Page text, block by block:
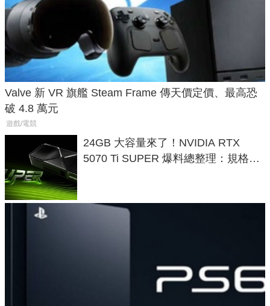
Valve 新 VR 旗艦 Steam Frame 傳天價定價、最高恐
破 4.8 萬元
遊戲/電競
24GB 大容量來了！NVIDIA RTX
5070 Ti SUPER 爆料總整理：規格、